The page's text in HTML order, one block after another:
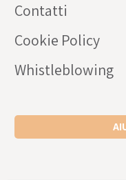
Contatti
Cookie Policy
Whistleblowing